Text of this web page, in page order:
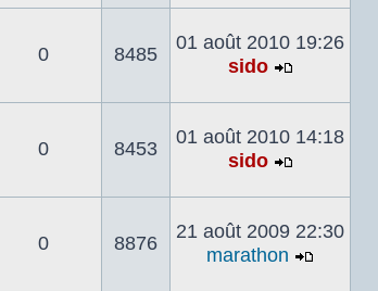
le
dernier
0 8485
01 août 2010 19:26
sido
le
dernier
0 8453
01 août 2010 14:18
sido
le
dernier
message
0 8876
21 août 2009 22:30
marathon